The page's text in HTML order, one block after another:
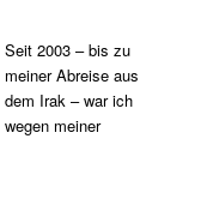
Seit 2003 – bis zu
meiner Abreise aus
dem Irak – war ich
wegen meiner